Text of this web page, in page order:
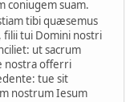
coniugem suam.
tibi quæsemus
tui Domini nostri
ut sacrum
nostra offerri
tue sit
nostrum Iesum